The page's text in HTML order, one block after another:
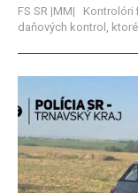
FS SR |MM| Kontrolóri
daňových kontrol,